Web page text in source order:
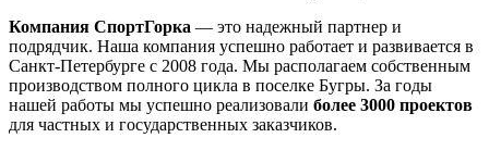
Компания СпортГорка — это надежный партнер и
подрядчик. Наша компания успешно работает и развивается в
Санкт-Петербурге с 2008 года. Мы располагаем собственным
производством полного цикла в поселке Бугры. За годы
нашей работы мы успешно реализовали более 3000 проектов
для частных и государственных заказчиков.